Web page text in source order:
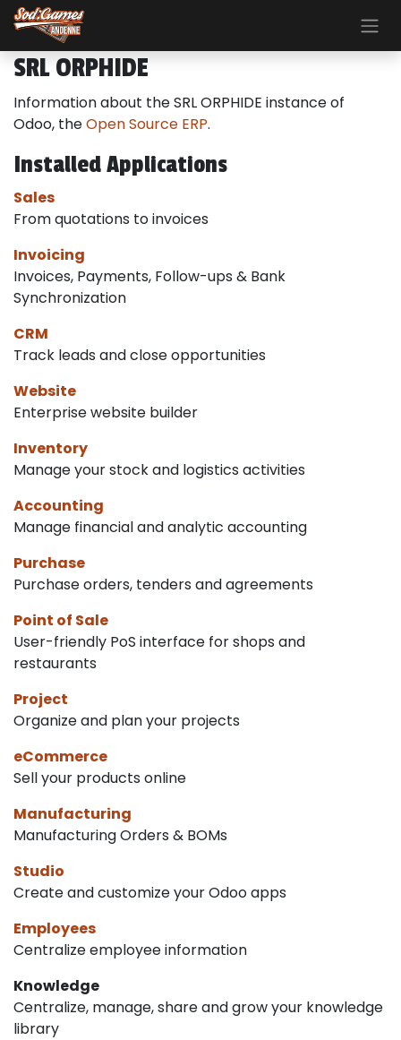
Skip to Content
SRL ORPHIDE
Information about the SRL ORPHIDE instance of
Odoo, theOpen Source ERP.
Installed Applications
Sales
From quotations to invoices
Invoicing
Invoices, Payments, Follow-ups & Bank
Synchronization
CRM
Track leads and close opportunities
Website
Enterprise website builder
Inventory
Manage your stock and logistics activities
Accounting
Manage financial and analytic accounting
Purchase
Purchase orders, tenders and agreements
Point of Sale
User-friendly PoS interface for shops and
restaurants
Project
Organize and plan your projects
eCommerce
Sell your products online
Manufacturing
Manufacturing Orders & BOMs
Studio
Create and customize your Odoo apps
Employees
Centralize employee information
Knowledge
Centralize, manage, share and grow your knowledge
library